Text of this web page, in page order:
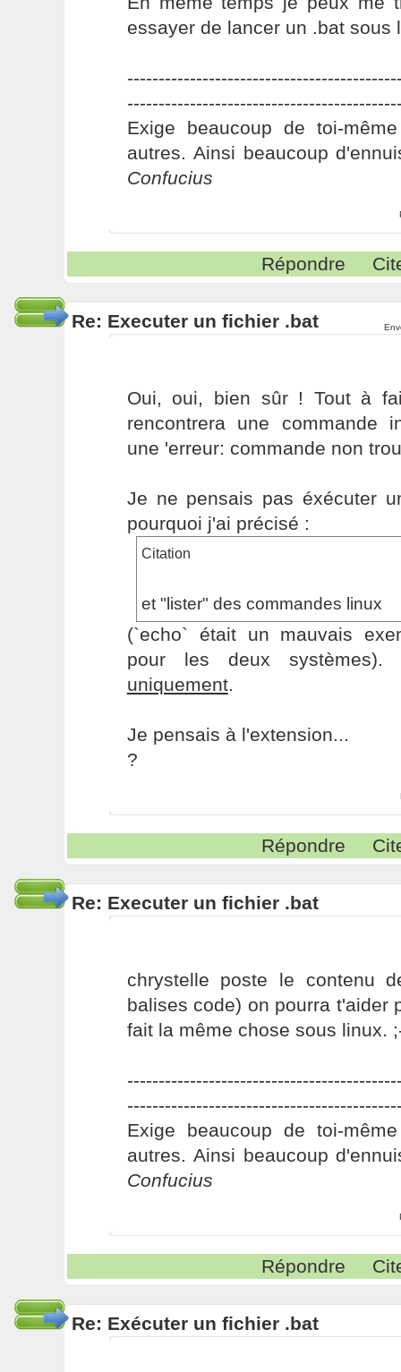
essayer de lancer un .bat sous
Exige beaucoup de toi-
autres. Ainsi beaucoup
Confucius
Répondre
Re: Executer un fichier .bat
Oui, oui, bien sûr ! Tout à
rencontrera une commande
une 'erreur: commande non
Je ne pensais pas éxécuter
pourquoi j'ai précisé :
Citation
et "lister" des commandes linux
(`echo` était un mauvais
pour les deux systèmes).
uniquement.
Je pensais à l'extension...
?
Répondre
Re: Executer un fichier .bat
chrystelle poste le contenu
balises code) on pourra t'aider
fait la même chose sous linux.
Exige beaucoup de toi-
autres. Ainsi beaucoup
Confucius
Répondre
Re: Exécuter un fichier .bat